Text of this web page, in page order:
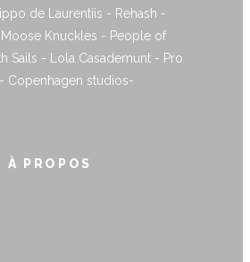
de Laurentiis - Rehash -
Knuckles - People of
Sails - Lola Casademunt - Pro
Copenhagen studios-
À PROPOS